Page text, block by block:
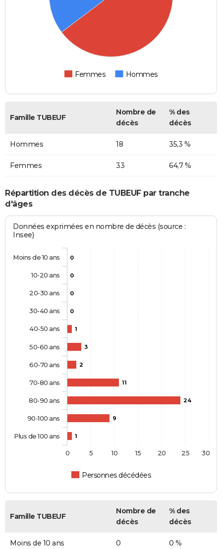
Femmes Hommes
Famille TUBEUF
Nombre de
décès
% des
décès
Hommes 18 35,3 %
Femmes 33 64,7 %
Répartition des décès de TUBEUF par tranche
d'âges
Données exprimées en nombre de décès (source :
Insee)
0
0
0
0
1
3
2
11
24
9
1
Personnes décédées
Moins de 10 ans
10-20 ans
20-30 ans
30-40 ans
40-50 ans
50-60 ans
60-70 ans
70-80 ans
80-90 ans
90-100 ans
Plus de 100 ans
0 5 10 15 20 25 30
Famille TUBEUF
Nombre de
décès
% des
décès
Moins de 10 ans 0 0 %